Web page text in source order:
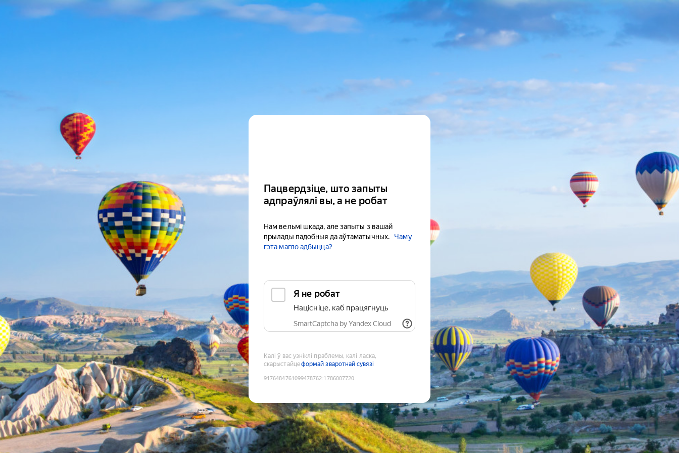
Пацвердзіце, што запыты
адпраўлялі вы, а не робат
Нам вельмі шкада, але запыты з вашай
прылады падобныя да аўтаматычных.
Чаму
гэта магло адбыцца?
Я не робат
Націсніце, каб працягнуць
SmartCaptcha by Yandex Cloud
Калі ў вас узніклі праблемы, калі ласка,
скарыстайцеформай зваротнай сувязі
9176484761099478762:1786007720